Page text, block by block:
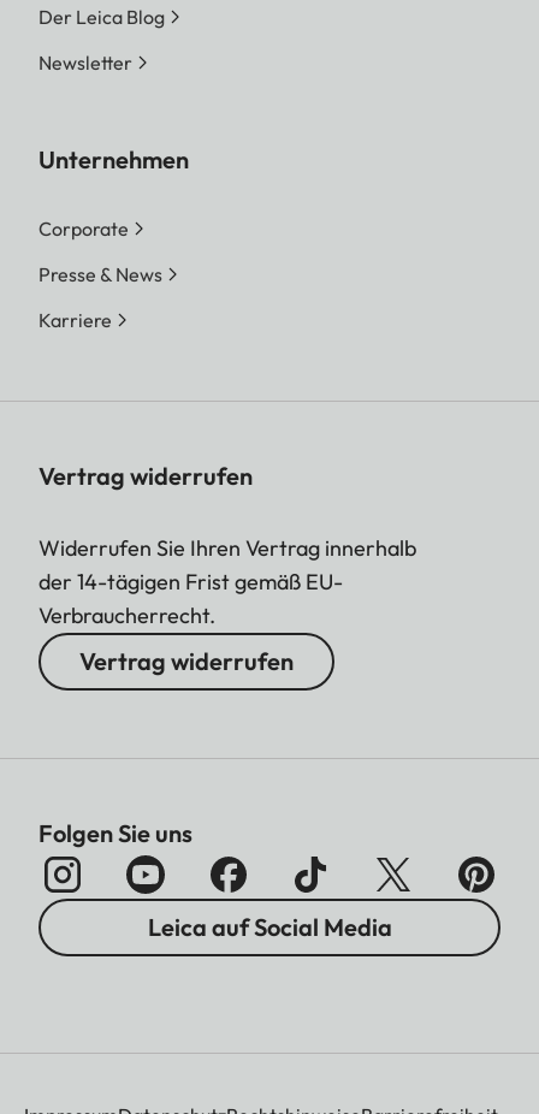
Der Leica Blog
Newsletter
Unternehmen
Corporate
Presse & News
Karriere
Vertrag widerrufen
Widerrufen Sie Ihren Vertrag innerhalb
der 14-tägigen Frist gemäß EU-
Verbraucherrecht.
Vertrag widerrufen
Folgen Sie uns
Leica auf Social Media